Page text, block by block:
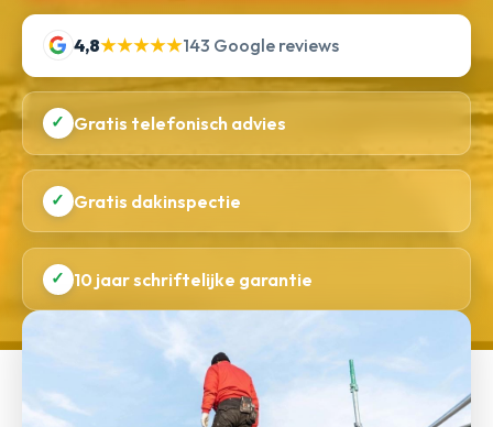
4,8★★★★★143 Google reviews
✓ Gratis telefonisch advies
✓ Gratis dakinspectie
✓ 10 jaar schriftelijke garantie